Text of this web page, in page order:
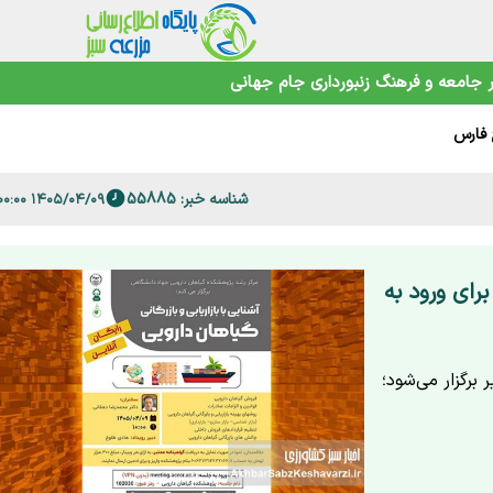
جامعه و فرهنگ زنبورداری جام جهانی
شناسه خبر: 55885 ۱۴۰۵/۰۴/۰۹ ۰۷:۰۰:۰۰
ورود به
آشنایی با بازاریابی و بازرگانی گیاهان دارویی ۹ تیر برگزار می‌شود؛